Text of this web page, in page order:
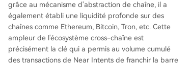
grâce au mécanisme d'abstraction de chaîne, il a
également établi une liquidité profonde sur des
chaînes comme Ethereum, Bitcoin, Tron, etc. Cette
ampleur de l'écosystème cross-chaîne est
précisément la clé qui a permis au volume cumulé
des transactions de Near Intents de franchir la barre